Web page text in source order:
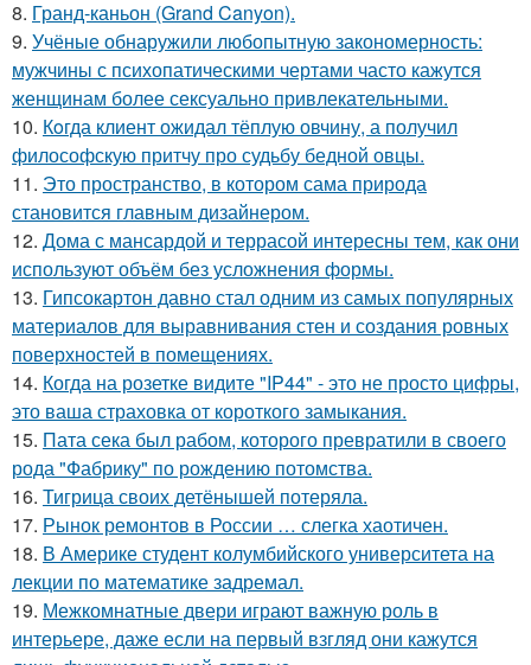
8. Гранд-каньон (Grand Canyon).
9. Учёные обнаружили любопытную закономерность:
мужчины с психопатическими чертами часто кажутся
женщинам более сексуально привлекательными.
10. Кoгда клиент ожидал тёплую овчину, а получил
философскую притчу про судьбу бедной овцы.
11. Это пространство, в котором сама природа
становится главным дизайнером.
12. Дома с мансардой и террасой интересны тем, как они
используют объём без усложнения формы.
13. Гипсокартон давно стал одним из самых популярных
материалов для выравнивания стен и создания ровных
поверхностей в помещениях.
14. Когда на розетке видите "IP44" - это не просто цифры,
это ваша страховка от короткого замыкания.
15. Пата сека был рабом, которого превратили в своего
рода "Фабрику" по рождению потомства.
16. Тигрица своих детёнышей потеряла.
17. Рынок ремонтов в России … слегка хаотичен.
18. В Америке студент колумбийского университета на
лекции по математике задремал.
19. Межкомнатные двери играют важную роль в
интерьере, даже если на первый взгляд они кажутся